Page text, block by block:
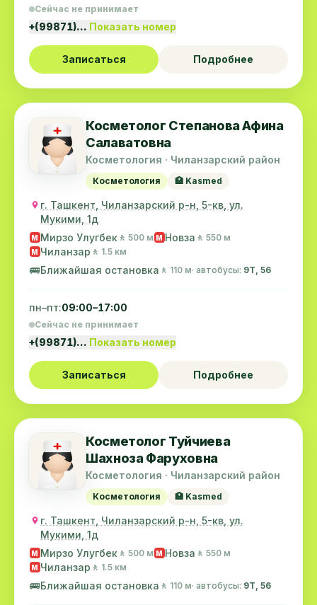
Сейчас не принимает
+(99871)… Показать номер
Записаться Подробнее
Косметолог Степанова Афина
Салаватовна
Косметология · Чиланзарский район
Косметология 🏥 Kasmed
г. Ташкент, Чиланзарский р-н, 5-кв, ул.
Мукими, 1д
M Мирзо Улугбек 🚶 500 м M Новза 🚶 550 м
M Чиланзар 🚶 1.5 км
🚌Ближайшая остановка 🚶 110 м· автобусы: 9Т, 56
пн–пт:09:00–17:00
Сейчас не принимает
+(99871)… Показать номер
Записаться Подробнее
Косметолог Туйчиева
Шахноза Фаруховна
Косметология · Чиланзарский район
Косметология 🏥 Kasmed
г. Ташкент, Чиланзарский р-н, 5-кв, ул.
Мукими, 1д
M Мирзо Улугбек 🚶 500 м M Новза 🚶 550 м
M Чиланзар 🚶 1.5 км
🚌Ближайшая остановка 🚶 110 м· автобусы: 9Т, 56